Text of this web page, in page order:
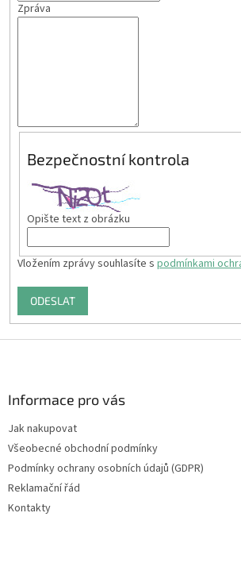
Zpráva
Bezpečnostní kontrola
Opište text z obrázku
Vložením zprávy souhlasíte s podmínkami
ODESLAT
Informace pro vás
Jak nakupovat
Všeobecné obchodní podmínky
Podmínky ochrany osobních údajů (GDPR)
Reklamační řád
Kontakty